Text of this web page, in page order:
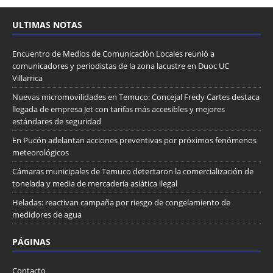
ULTIMAS NOTAS
Encuentro de Medios de Comunicación Locales reunió a
comunicadores y periodistas de la zona lacustre en Duoc UC
Villarrica
Nuevas micromovilidades en Temuco: Concejal Fredy Cartes destaca
llegada de empresa Jet con tarifas más accesibles y mejores
estándares de seguridad
En Pucón adelantan acciones preventivas por próximos fenómenos
meteorológicos
Cámaras municipales de Temuco detectaron la comercialización de
tonelada y media de mercadería asiática ilegal
Heladas: reactivan campaña por riesgo de congelamiento de
medidores de agua
PÁGINAS
Contacto